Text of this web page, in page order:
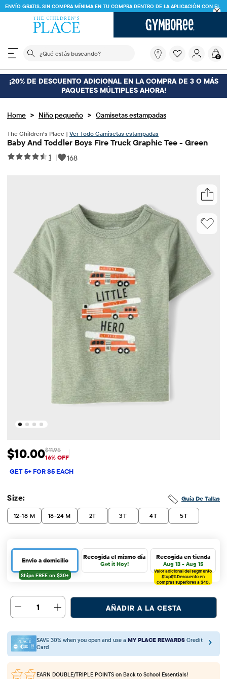
ENVÍO GRATIS. SIN COMPRA MÍNIMA EN TU COMPRA DENTRO DE LA APLICACIÓN CON EL
CÓDIGO
El siguiente campo de búsqueda filtra las
buscando?
0
¡20% DE DESCUENTO ADICIONAL EN LA COMPRA DE 3 O MÁS
PAQUETES MÚLTIPLES AHORA!
Home > Niño pequeño > Camisetas estampadas
The Children’s Place | Ver Todo Camisetas estampadas
Baby And Toddler Boys Fire Truck Graphic Tee - Green
1 | 168
Precio de venta: $10
$10.00 Precio original: $11.95
$11.95
16% OFF
GET 5+ FOR $5 EACH
Guía De Tallas
Size:
12-18 M 18-24 M 2T 3T 4T 5T
Envío a domicilio Recogida el mismo día
Get it Hoy!
Recogida en tienda
Aug 13 - Aug 15
Valor adicional del segmento
$tcp$%Descuento en
compras superiores a $40.
1 AÑADIR A LA CESTA
SAVE 30% when you open and use a MY PLACE REWARDS Credit
Card
EARN DOUBLE/TRIPLE POINTS on Back to School Essentials!